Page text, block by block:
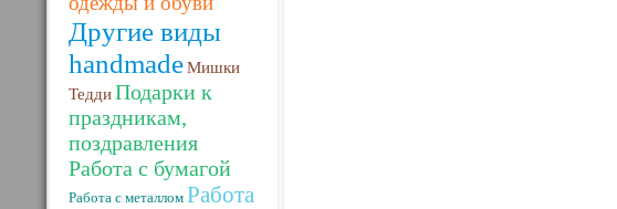
Другие виды
handmadeМишки
ТеддиПодарки к
праздникам,
поздравления
Работа с бумагой
Работа с металлом Работа